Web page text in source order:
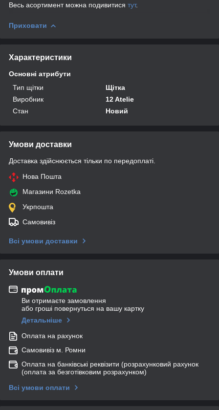
Весь асортимент можна подивитися тут.
Приховати
Характеристики
Основні атрибути
Тип щітки
Щітка
Виробник
12 Atelie
Стан
Новий
Умови доставки
Доставка здійснюється тільки по передоплаті.
Нова Пошта
Магазини Rozetka
Укрпошта
Самовивіз
Всі умови доставки
Умови оплати
Ви отримаєте замовлення
або гроші повернуться на вашу картку
Детальніше
Оплата на рахунок
Самовивіз м. Ромни
Оплата на банківські реквізити (розрахунковий рахунок
(оплата за безготівковим розрахунком)
Всі умови оплати